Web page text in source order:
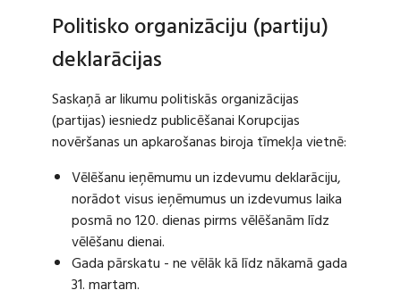
Politisko organizāciju (partiju)
deklarācijas
Saskaņā ar likumu politiskās organizācijas
(partijas) iesniedz publicēšanai Korupcijas
novēršanas un apkarošanas biroja tīmekļa vietnē:
Vēlēšanu ieņēmumu un izdevumu deklarāciju,
norādot visus ieņēmumus un izdevumus laika
posmā no 120. dienas pirms vēlēšanām līdz
vēlēšanu dienai.
Gada pārskatu - ne vēlāk kā līdz nākamā gada
31. martam.